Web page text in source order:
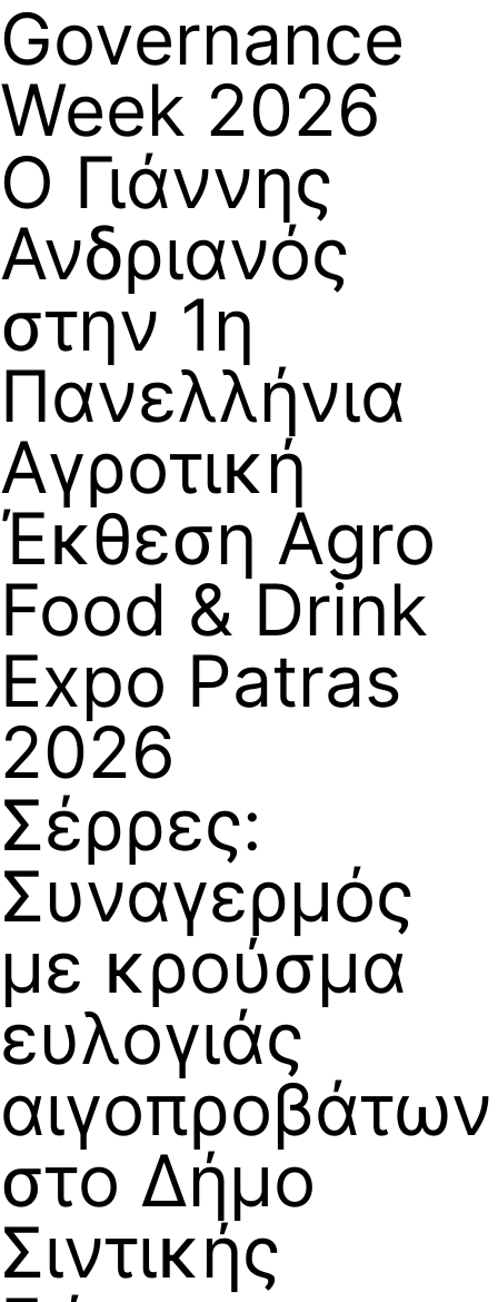
Governance
Week 2026
Ο Γιάννης
Ανδριανός
στην 1η
Πανελλήνια
Αγροτική
Έκθεση Agro
Food & Drink
Expo Patras
2026
Σέρρες:
Συναγερμός
με κρούσμα
ευλογιάς
αιγοπροβάτων
στο Δήμο
Σιντικής